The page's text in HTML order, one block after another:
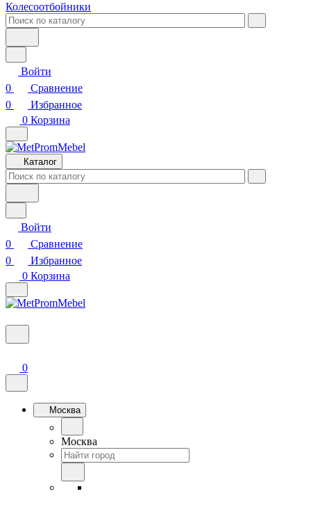
Колесоотбойники
Войти
0
Сравнение
0
Избранное
0 Корзина
Каталог
Войти
0
Сравнение
0
Избранное
0 Корзина
0
Москва
Москва